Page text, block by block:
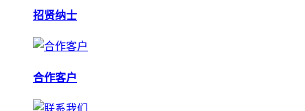
招贤纳士
合作客户